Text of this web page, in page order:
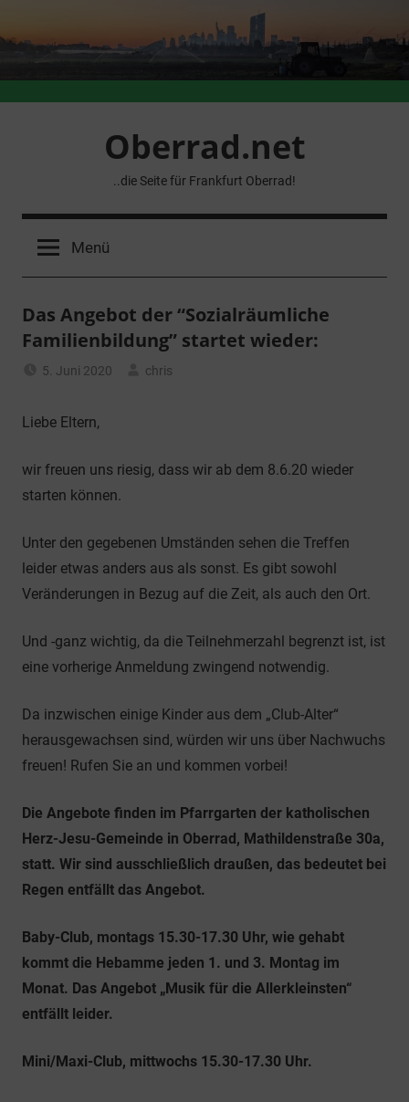
Inhalt
springen
Oberrad.net
..die Seite für Frankfurt Oberrad!
Menü
Das Angebot der “Sozialräumliche
Familienbildung” startet wieder:
5. Juni 2020
chris
Liebe Eltern,
wir freuen uns riesig, dass wir ab dem 8.6.20 wieder
starten können.
Unter den gegebenen Umständen sehen die Treffen
leider etwas anders aus als sonst. Es gibt sowohl
Veränderungen in Bezug auf die Zeit, als auch den Ort.
Und -ganz wichtig, da die Teilnehmerzahl begrenzt ist, ist
eine vorherige Anmeldung zwingend notwendig.
Da inzwischen einige Kinder aus dem „Club-Alter“
herausgewachsen sind, würden wir uns über Nachwuchs
freuen! Rufen Sie an und kommen vorbei!
Die Angebote finden im Pfarrgarten der katholischen
Herz-Jesu-Gemeinde in Oberrad, Mathildenstraße 30a,
statt. Wir sind ausschließlich draußen, das bedeutet bei
Regen entfällt das Angebot.
Baby-Club, montags 15.30-17.30 Uhr, wie gehabt
kommt die Hebamme jeden 1. und 3. Montag im
Monat. Das Angebot „Musik für die Allerkleinsten“
entfällt leider.
Mini/Maxi-Club, mittwochs 15.30-17.30 Uhr.